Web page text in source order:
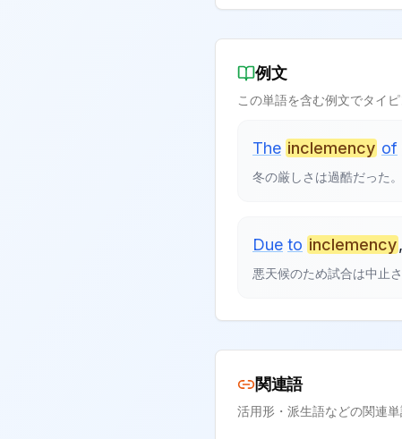
例文
この単語を含む例文でタイ
The inclemency of
冬の厳しさは過酷だった。
Due to inclemency,
悪天候のため試合は中止さ
関連語
活用形・派生語などの関連